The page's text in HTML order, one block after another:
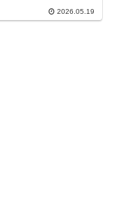
2026.05.19